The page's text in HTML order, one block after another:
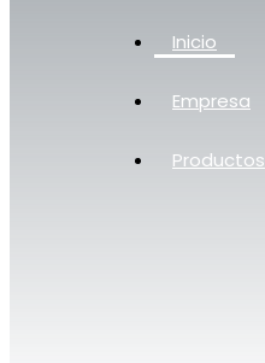
Inicio
Empresa
Productos